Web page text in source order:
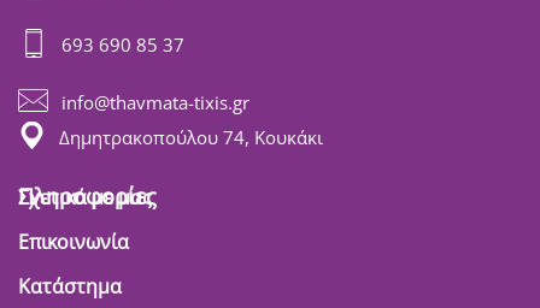
693 690 85 37
info@thavmata-tixis.gr
Δημητρακοπούλου 74, Κουκάκι
Πληροφορίες
Σχετικά με μας
Επικοινωνία
Κατάστημα